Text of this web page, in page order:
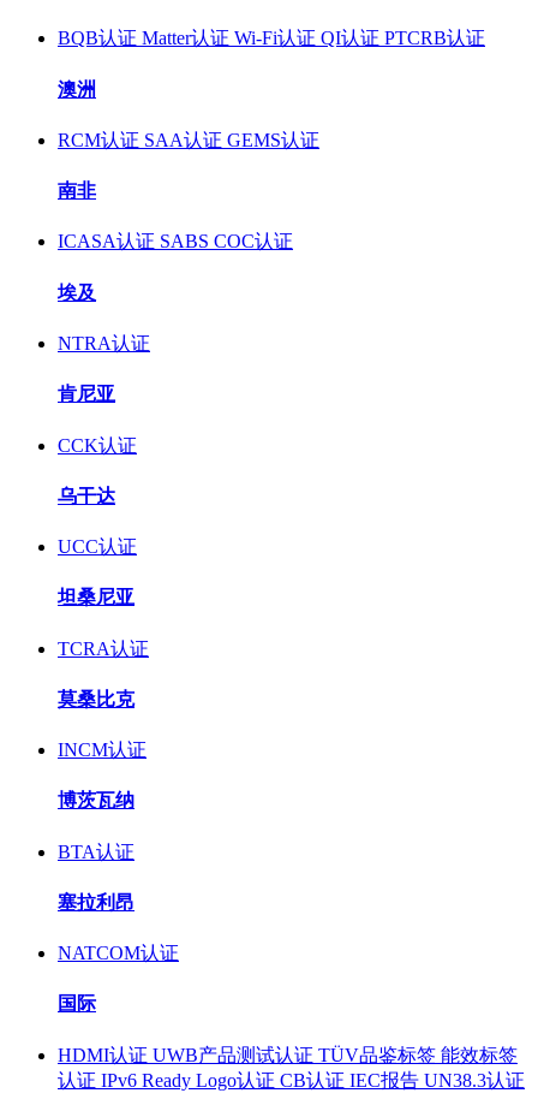
BQB认证 Matter认证 Wi-Fi认证 QI认证 PTCRB认证
澳洲
RCM认证 SAA认证 GEMS认证
南非
ICASA认证 SABS COC认证
埃及
NTRA认证
肯尼亚
CCK认证
乌干达
UCC认证
坦桑尼亚
TCRA认证
莫桑比克
INCM认证
博茨瓦纳
BTA认证
塞拉利昂
NATCOM认证
国际
HDMI认证 UWB产品测试认证 TÜV品鉴标签 能效标签
认证 IPv6 Ready Logo认证 CB认证 IEC报告 UN38.3认证